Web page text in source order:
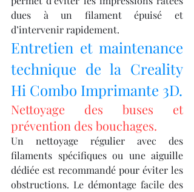
dues à un filament épuisé et
d’intervenir rapidement.
Entretien et maintenance
technique de la Creality
Hi Combo Imprimante 3D.
Nettoyage des buses et
prévention des bouchages.
Un nettoyage régulier avec des
filaments spécifiques ou une aiguille
dédiée est recommandé pour éviter les
obstructions. Le démontage facile des